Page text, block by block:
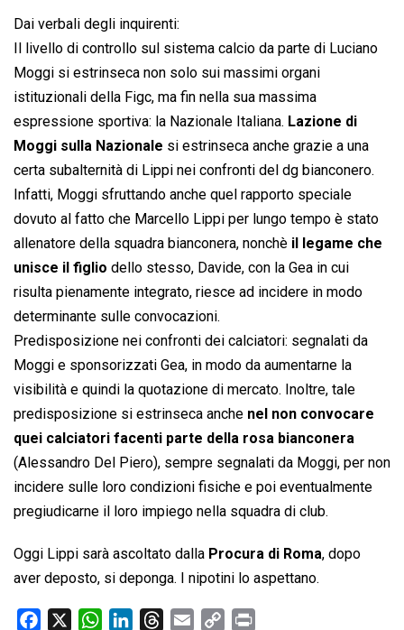
Dai verbali degli inquirenti:
Il livello di controllo sul sistema calcio da parte di Luciano
Moggi si estrinseca non solo sui massimi organi
istituzionali della Figc, ma fin nella sua massima
espressione sportiva: la Nazionale Italiana. Lazione di
Moggi sulla Nazionale si estrinseca anche grazie a una
certa subalternità di Lippi nei confronti del dg bianconero.
Infatti, Moggi sfruttando anche quel rapporto speciale
dovuto al fatto che Marcello Lippi per lungo tempo è stato
allenatore della squadra bianconera, nonchè il legame che
unisce il figlio dello stesso, Davide, con la Gea in cui
risulta pienamente integrato, riesce ad incidere in modo
determinante sulle convocazioni.
Predisposizione nei confronti dei calciatori: segnalati da
Moggi e sponsorizzati Gea, in modo da aumentarne la
visibilità e quindi la quotazione di mercato. Inoltre, tale
predisposizione si estrinseca anche nel non convocare
quei calciatori facenti parte della rosa bianconera
(Alessandro Del Piero), sempre segnalati da Moggi, per non
incidere sulle loro condizioni fisiche e poi eventualmente
pregiudicarne il loro impiego nella squadra di club.
Oggi Lippi sarà ascoltato dalla Procura di Roma, dopo
aver deposto, si deponga. I nipotini lo aspettano.
W